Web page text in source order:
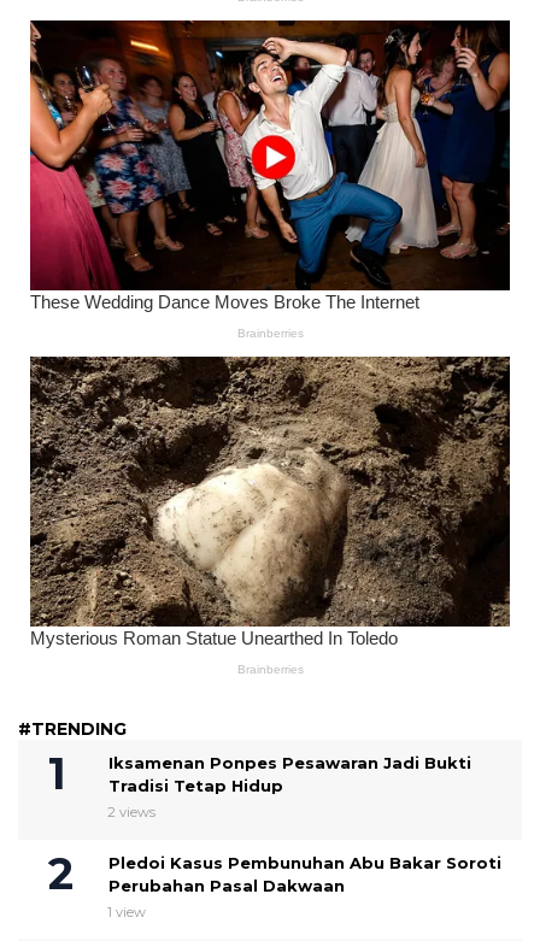
#TRENDING
Iksamenan Ponpes Pesawaran Jadi Bukti
Tradisi Tetap Hidup
2 views
Pledoi Kasus Pembunuhan Abu Bakar Soroti
Perubahan Pasal Dakwaan
1 view